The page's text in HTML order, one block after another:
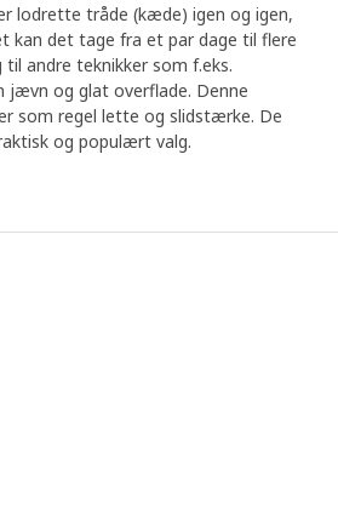
lodrette tråde (kæde) igen og igen,
det tage fra et par dage til flere
andre teknikker som f.eks.
jævn og glat overflade. Denne
som regel lette og slidstærke. De
og populært valg.